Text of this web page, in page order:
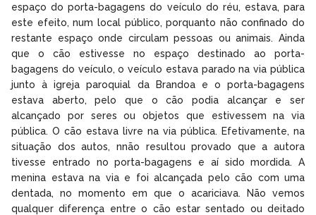
espaço do porta-bagagens do veículo do réu, estava, para
este efeito, num local público, porquanto não confinado do
restante espaço onde circulam pessoas ou animais. Ainda
que o cão estivesse no espaço destinado ao porta-
bagagens do veículo, o veículo estava parado na via pública
junto à igreja paroquial da Brandoa e o porta-bagagens
estava aberto, pelo que o cão podia alcançar e ser
alcançado por seres ou objetos que estivessem na via
pública. O cão estava livre na via pública. Efetivamente, na
situação dos autos, nnão resultou provado que a autora
tivesse entrado no porta-bagagens e aí sido mordida. A
menina estava na via e foi alcançada pelo cão com uma
dentada, no momento em que o acariciava. Não vemos
qualquer diferença entre o cão estar sentado ou deitado